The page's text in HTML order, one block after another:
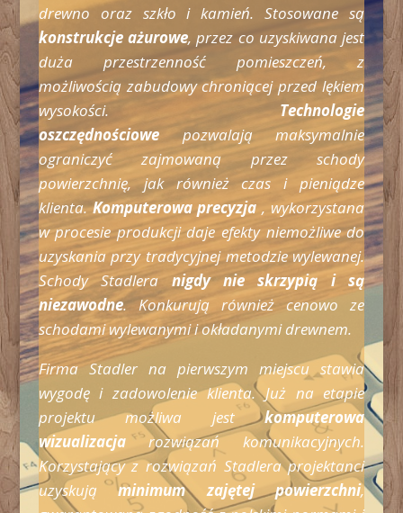
drewno oraz szkło i kamień. Stosowane są
konstrukcje ażurowe, przez co uzyskiwana jest
duża przestrzenność pomieszczeń, z
możliwością zabudowy chroniącej przed lękiem
wysokości.Technologie
oszczędnościowepozwalają maksymalnie
ograniczyć zajmowaną przez schody
powierzchnię, jak również czas i pieniądze
klienta.Komputerowa precyzja , wykorzystana
w procesie produkcji daje efekty niemożliwe do
uzyskania przy tradycyjnej metodzie wylewanej.
Schody Stadlera nigdy nie skrzypią i są
niezawodne. Konkurują również cenowo ze
schodami wylewanymi i okładanymi drewnem.
Firma Stadler na pierwszym miejscu stawia
wygodę i zadowolenie klienta. Już na etapie
projektu możliwa jestkomputerowa
wizualizacjarozwiązań komunikacyjnych.
Korzystający z rozwiązań Stadlera projektanci
uzyskująminimum zajętej powierzchni,